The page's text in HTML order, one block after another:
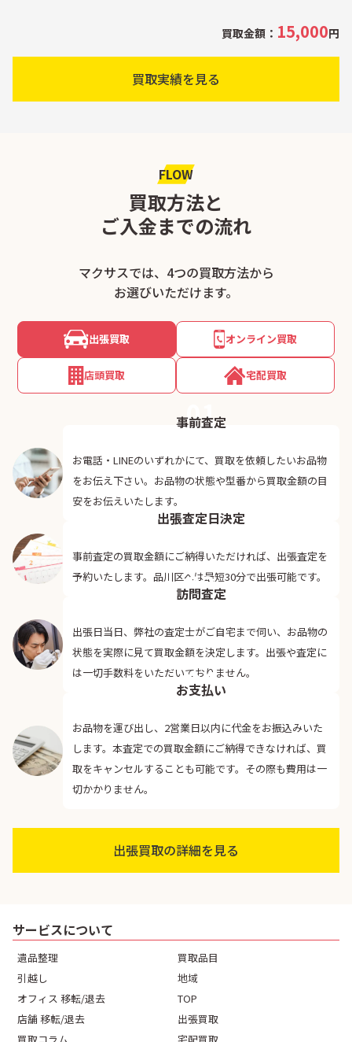
買取金額： 15,000円
買取実績を見る
FLOW
買取方法と
ご入金までの流れ
マクサスでは、4つの買取方法から
お選びいただけます。
出張買取 オンライン買取
店頭買取 宅配買取
01
事前査定
お電話・LINEのいずれかにて、買取を依頼したいお品物
をお伝え下さい。お品物の状態や型番から買取金額の目
安をお伝えいたします。
02
出張査定日決定
事前査定の買取金額にご納得いただければ、出張査定を
予約いたします。品川区へは最短30分で出張可能です。
03
訪問査定
出張日当日、弊社の査定士がご自宅まで伺い、お品物の
状態を実際に見て買取金額を決定します。出張や査定に
は一切手数料をいただいておりません。
04
お支払い
お品物を運び出し、2営業日以内に代金をお振込みいた
します。本査定での買取金額にご納得できなければ、買
取をキャンセルすることも可能です。その際も費用は一
切かかりません。
出張買取の詳細を見る
サービスについて
遺品整理
引越し
オフィス 移転/退去
店舗 移転/退去
買取品目
地域
TOP
出張買取